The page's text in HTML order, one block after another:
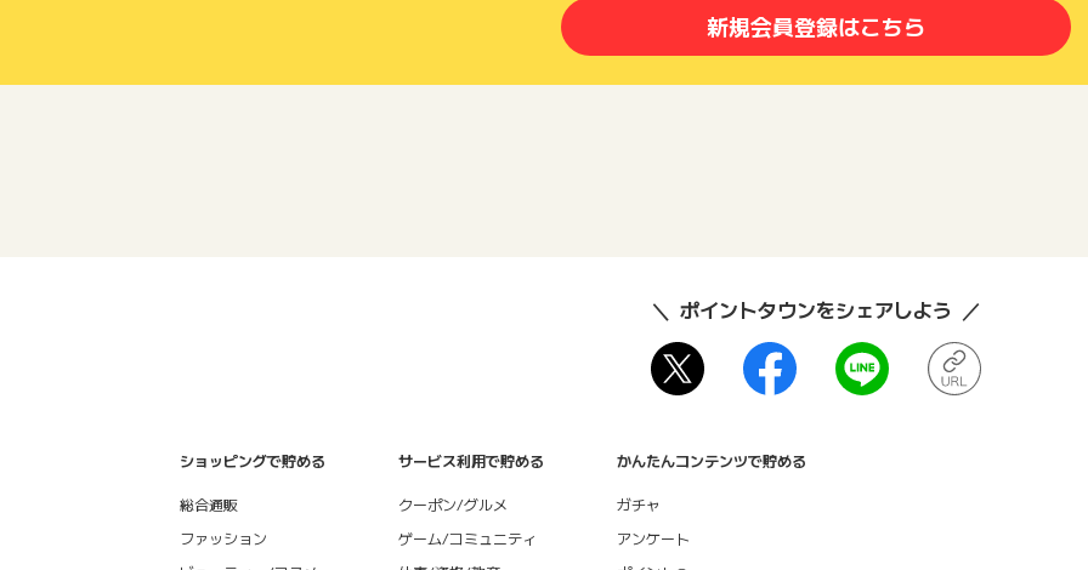
新規会員登録はこちら
ポイントタウンをシェアしよう
ショッピングで貯める
総合通販
ファッション
サービス利用で貯める
クーポン/グルメ
ゲーム/コミュニティ
かんたんコンテンツで貯める
ガチャ
アンケート